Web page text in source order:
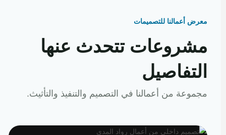
معرض أعمالنا للتصميمات
مشروعات تتحدث عنها
التفاصيل
مجموعة من أعمالنا في التصميم والتنفيذ والتأثيث.